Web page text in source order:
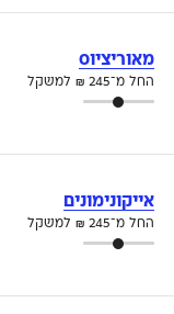
מאוריציוס
החל מ־245
₪ למשקל
אייקונימונים
החל מ־245
₪ למשקל